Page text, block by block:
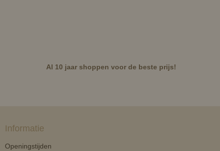
Al 10 jaar shoppen voor de beste prijs!
Informatie
Openingstijden